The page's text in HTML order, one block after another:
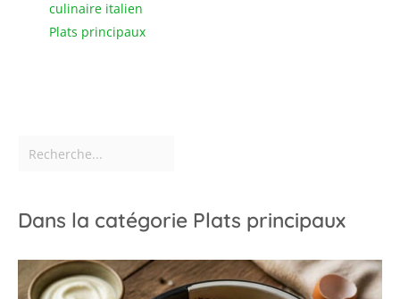
culinaire italien
Plats principaux
Dans la catégorie Plats principaux